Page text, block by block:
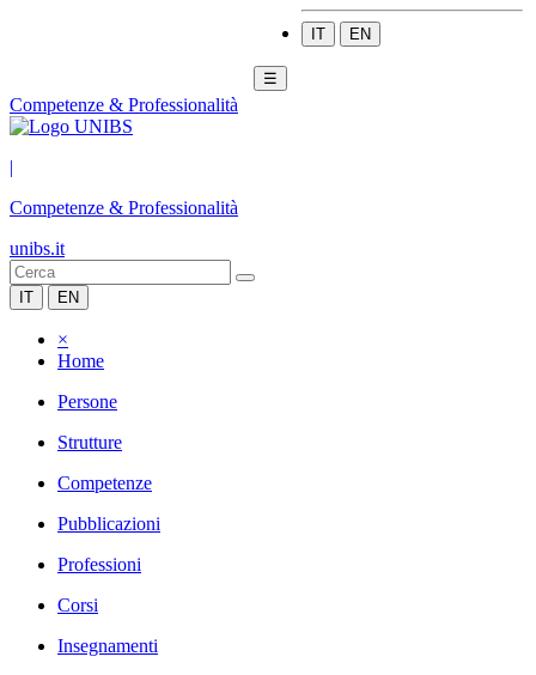
IT EN
☰
Competenze & Professionalità
|
Competenze & Professionalità
unibs.it
IT EN
×
Home
Persone
Strutture
Competenze
Pubblicazioni
Professioni
Corsi
Insegnamenti